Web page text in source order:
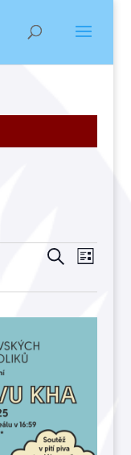
hledání
a
Hledat
pro
Seznam